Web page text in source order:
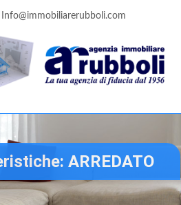
Info@immobiliarerubboli.com
ARREDATO